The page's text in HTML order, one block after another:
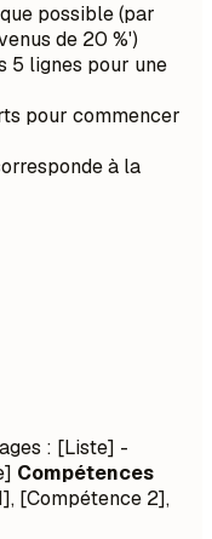
possible (par
de 20 %')
5 lignes pour une
pour commencer
à la
: [Liste] -
Compétences
[Compétence 2],